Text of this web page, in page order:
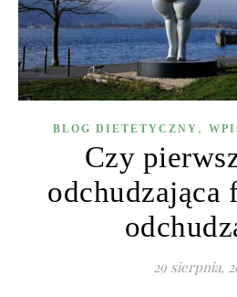
BLOG DIETETYCZNY ,
Czy
odchudzająca
29 sierpnia,